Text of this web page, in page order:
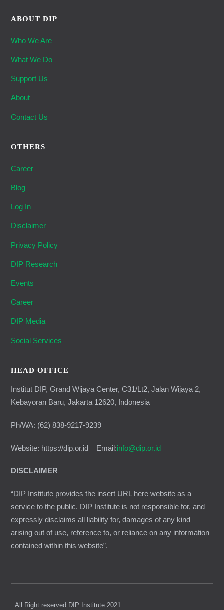
ABOUT DIP
Who We Are
What We Do
Support Us
About
Contact Us
OTHERS
Career
Blog
Log In
Disclaimer
Privacy Policy
DIP Research
Events
Career
DIP Media
Social Services
HEAD OFFICE
Institut DIP, Grand Wijaya Center, C31/Lt2, Jalan Wijaya 2,
Kebayoran Baru, Jakarta 12620, Indonesia
Ph/WA: (62) 838-9217-9239
Website: https://dip.or.id Email:info@dip.or.id
DISCLAIMER
“DIP Institute provides the insert URL here website as a
service to the public. DIP Institute is not responsible for, and
expressly disclaims all liability for, damages of any kind
arising out of use, reference to, or reliance on any information
contained within this website”.
..All Right reserved DIP Institute 2021..